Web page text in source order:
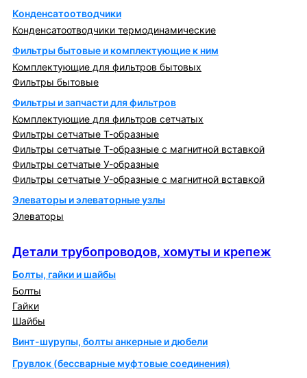
Конденсатоотводчики
Конденсатоотводчики термодинамические
Фильтры бытовые и комплектующие к ним
Комплектующие для фильтров бытовых
Фильтры бытовые
Фильтры и запчасти для фильтров
Комплектующие для фильтров сетчатых
Фильтры сетчатые Т-образные
Фильтры сетчатые Т-образные с магнитной вставкой
Фильтры сетчатые У-образные
Фильтры сетчатые У-образные с магнитной вставкой
Элеваторы и элеваторные узлы
Элеваторы
Детали трубопроводов, хомуты и крепеж
Болты, гайки и шайбы
Болты
Гайки
Шайбы
Винт-шурупы, болты анкерные и дюбели
Грувлок (бессварные муфтовые соединения)